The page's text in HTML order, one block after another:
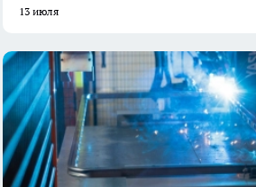
13 июля